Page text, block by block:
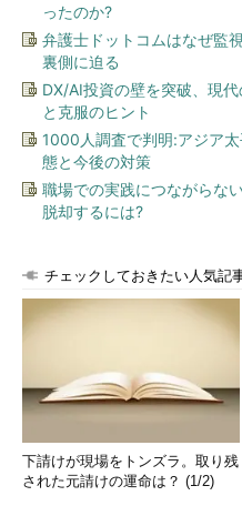
ったのか?
弁護士ドットコムはなぜ監
裏側に迫る
DX/AI投資の壁を突破、現
と克服のヒント
1000人調査で判明:アジア
態と今後の対策
職場での実践につながらな
脱却するには?
チェックしておきたい人気記
下請けが現場をトンズラ。取り残
された元請けの運命は？ (1/2)